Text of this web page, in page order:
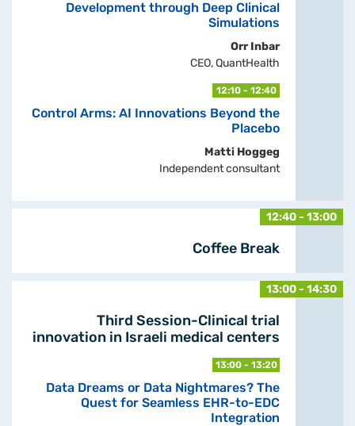
Development through Deep Clinical
Simulations
Orr Inbar
CEO, QuantHealth
12:10 - 12:40
Control Arms: AI Innovations Beyond the
Placebo
Matti Hoggeg
Independent consultant
12:40 - 13:00
Coffee Break
13:00 - 14:30
Third Session-Clinical trial
innovation in Israeli medical centers
13:00 - 13:20
Data Dreams or Data Nightmares? The
Quest for Seamless EHR-to-EDC
Integration